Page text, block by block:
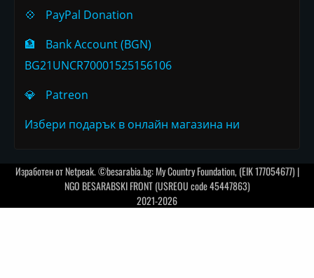
💠
PayPal Donation
🏦
Bank Account (BGN)
BG21UNCR70001525156106
💎
Patreon
Избери подарък в онлайн магазина ни
Изработен отNetpeak. ©besarabia.bg: My Country Foundation, (EIK 177054677) |
NGO BESARABSKI FRONT (USREOU code 45447863)
2021-2026